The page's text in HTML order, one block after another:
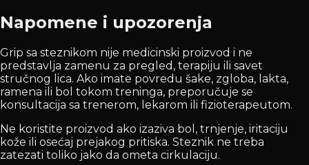
Napomene i upozorenja
Grip sa steznikom nije medicinski proizvod i ne
predstavlja zamenu za pregled, terapiju ili savet
stručnog lica. Ako imate povredu šake, zgloba, lakta,
ramena ili bol tokom treninga, preporučuje se
konsultacija sa trenerom, lekarom ili fizioterapeutom.
Ne koristite proizvod ako izaziva bol, trnjenje, iritaciju
kože ili osećaj prejakog pritiska. Steznik ne treba
zatezati toliko jako da ometa cirkulaciju.